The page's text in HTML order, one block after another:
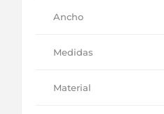
Ancho
Medidas
Material